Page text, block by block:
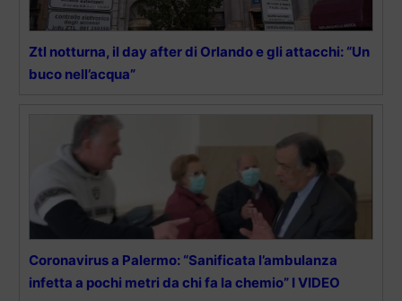
Ztl notturna, il day after di Orlando e gli attacchi: “Un
buco nell’acqua”
Coronavirus a Palermo: “Sanificata l’ambulanza
infetta a pochi metri da chi fa la chemio” I VIDEO